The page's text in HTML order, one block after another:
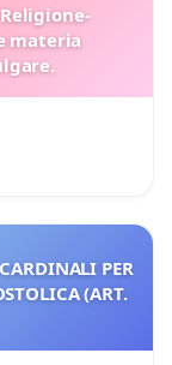
materia
PER
(ART.